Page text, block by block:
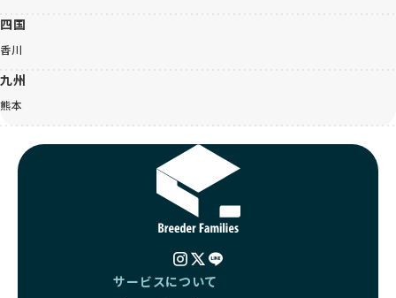
四国
香川
九州
熊本
サービスについて